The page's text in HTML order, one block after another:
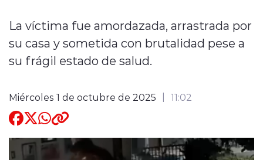
Entrevistas
Quienes Somos
modo claro
La víctima fue amordazada, arrastrada por
su casa y sometida con brutalidad pese a
su frágil estado de salud.
Miércoles 1 de octubre de 2025 11:02